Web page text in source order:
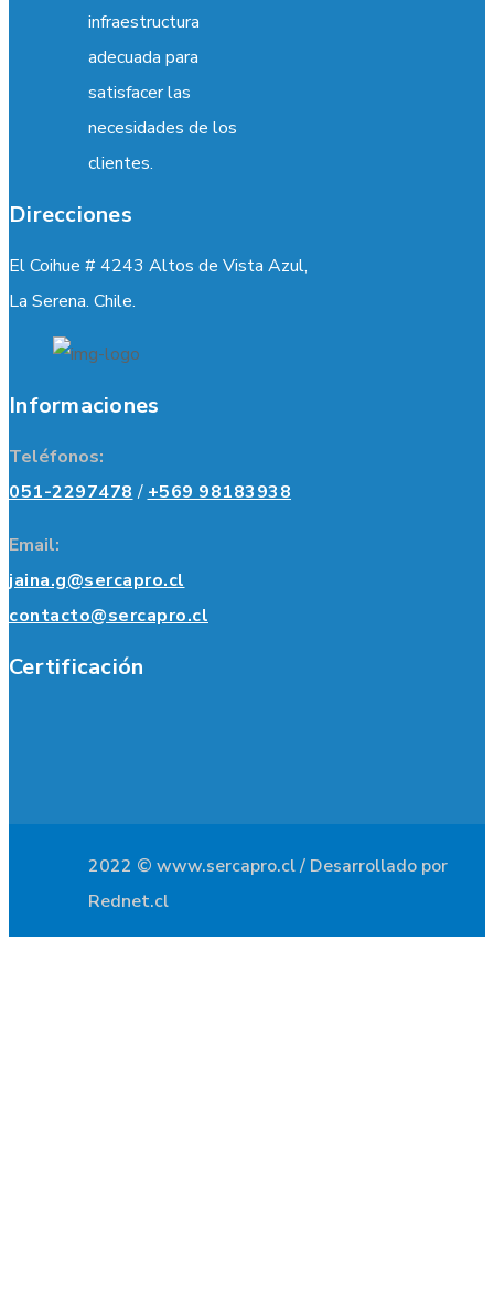
infraestructura
adecuada para
satisfacer las
necesidades de los
clientes.
Direcciones
El Coihue # 4243 Altos de Vista Azul,
La Serena. Chile.
Informaciones
Teléfonos:
051-2297478 / +569 98183938
Email:
jaina.g@sercapro.cl
contacto@sercapro.cl
Certificación
2022 © www.sercapro.cl / Desarrollado por
Rednet.cl